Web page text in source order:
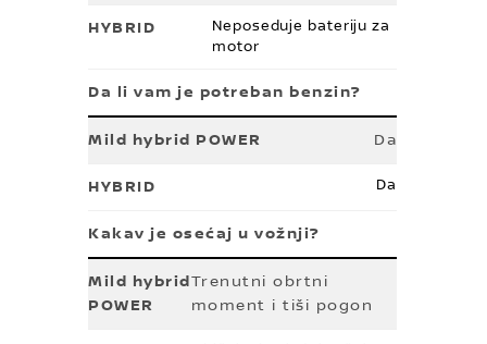
Neposeduje bateriju za
motor
Da li vam je potreban benzin?
Da
Da
Kakav je osećaj u vožnji?
Trenutni obrtni
moment i tiši pogon